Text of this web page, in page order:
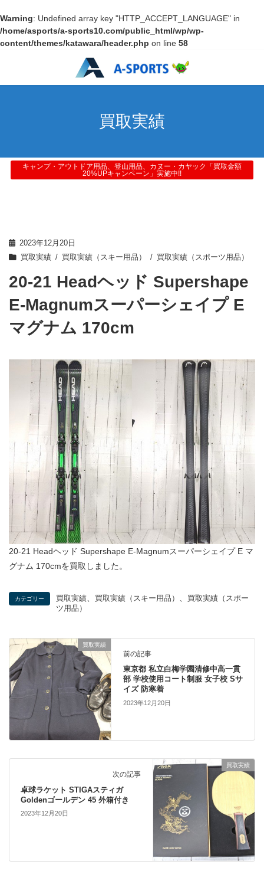
Warning: Undefined array key "HTTP_ACCEPT_LANGUAGE" in
/home/asports/a-sports10.com/public_html/wp/wp-
content/themes/katawara/header.php on line 58
買取実績
キャンプ・アウトドア用品、登山用品、カヌー・カヤック「買取金額
20%UPキャンペーン」実施中!!
2023年12月20日
買取実績
買取実績（スキー用品） 買取実績（スポーツ用品）
20-21 Headヘッド Supershape
E-Magnumスーパーシェイプ E
マグナム 170cm
20-21 Headヘッド Supershape E-Magnumスーパーシェイプ E マ
グナム 170cmを買取しました。
カテゴリー 買取実績 買取実績（スキー用品）
買取実績（スポー
ツ用品）
買取実績
前の記事
東京都 私立白梅学園清修中高一貫
部 学校使用コート制服 女子校 Sサ
イズ 防寒着
2023年12月20日
買取実績
次の記事
卓球ラケット STIGAスティガ
Goldenゴールデン 45 外箱付き
2023年12月20日